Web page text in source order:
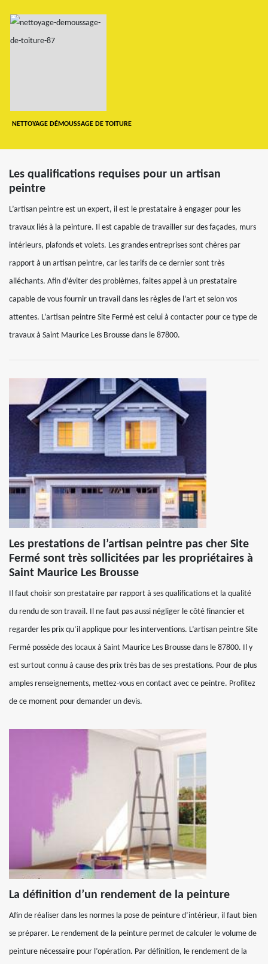
NETTOYAGE DÉMOUSSAGE DE TOITURE
Les qualifications requises pour un artisan
peintre
L’artisan peintre est un expert, il est le prestataire à engager pour les
travaux liés à la peinture. Il est capable de travailler sur des façades, murs
intérieurs, plafonds et volets. Les grandes entreprises sont chères par
rapport à un artisan peintre, car les tarifs de ce dernier sont très
alléchants. Afin d’éviter des problèmes, faites appel à un prestataire
capable de vous fournir un travail dans les règles de l’art et selon vos
attentes. L’artisan peintre Site Fermé est celui à contacter pour ce type de
travaux à Saint Maurice Les Brousse dans le 87800.
Les prestations de l’artisan peintre pas cher Site
Fermé sont très sollicitées par les propriétaires à
Saint Maurice Les Brousse
Il faut choisir son prestataire par rapport à ses qualifications et la qualité
du rendu de son travail. Il ne faut pas aussi négliger le côté financier et
regarder les prix qu’il applique pour les interventions. L’artisan peintre Site
Fermé possède des locaux à Saint Maurice Les Brousse dans le 87800. Il y
est surtout connu à cause des prix très bas de ses prestations. Pour de plus
amples renseignements, mettez-vous en contact avec ce peintre. Profitez
de ce moment pour demander un devis.
La définition d’un rendement de la peinture
Afin de réaliser dans les normes la pose de peinture d’intérieur, il faut bien
se préparer. Le rendement de la peinture permet de calculer le volume de
peinture nécessaire pour l’opération. Par définition, le rendement de la